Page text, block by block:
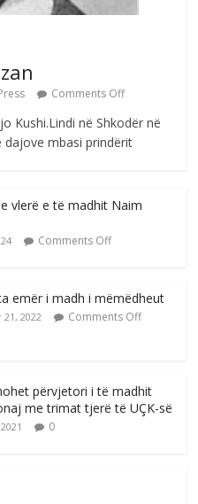
Comments Off
Kushi.Lindi në Shkodër në
dajove mbasi prindërit
vlerë e të madhit Naim
Comments Off
emër i madh i mëmëdheut
2022 Comments Off
përvjetori i të madhit
me trimat tjerë të UÇK-së
0